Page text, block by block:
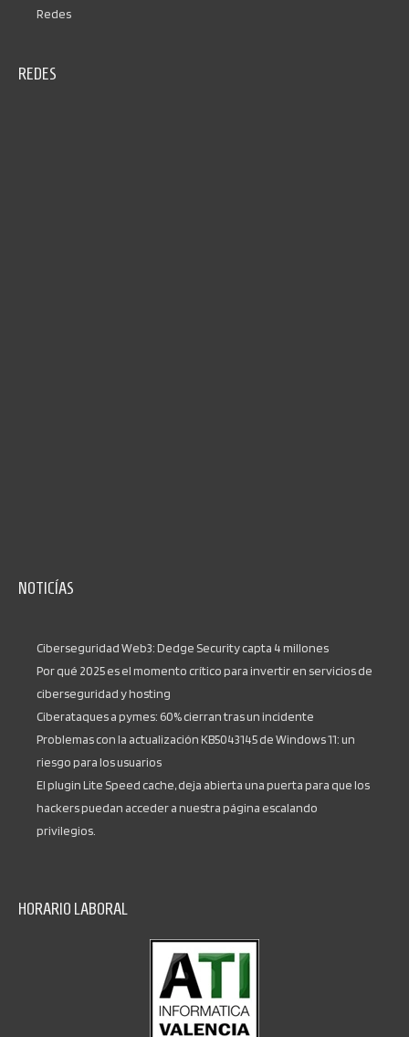
Redes
REDES
NOTICÍAS
Ciberseguridad Web3: Dedge Security capta 4 millones
Por qué 2025 es el momento crítico para invertir en servicios de
ciberseguridad y hosting
Ciberataques a pymes: 60% cierran tras un incidente
Problemas con la actualización KB5043145 de Windows 11: un
riesgo para los usuarios
El plugin Lite Speed cache, deja abierta una puerta para que los
hackers puedan acceder a nuestra página escalando
privilegios.
HORARIO LABORAL